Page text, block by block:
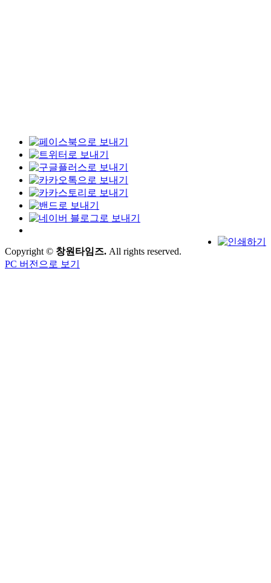
Copyright © 창원타임즈. All rights reserved.
PC 버전으로 보기